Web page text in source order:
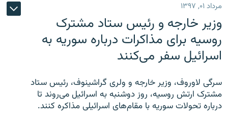
مرداد ۰۱, ۱۳۹۷
وزیر خارجه و رئیس‌ ستاد مشترک
روسیه برای مذاکرات درباره سوریه به
اسرائیل سفر می‌کنند
سرگی لاوروف، وزیر خارجه و ولری گراشینوف، رئیس ستاد
مشترک ارتش روسیه، روز دوشنبه به اسرائیل می‌روند تا
درباره تحولات سوریه با مقام‌های اسرائیلی مذاکره کنند.